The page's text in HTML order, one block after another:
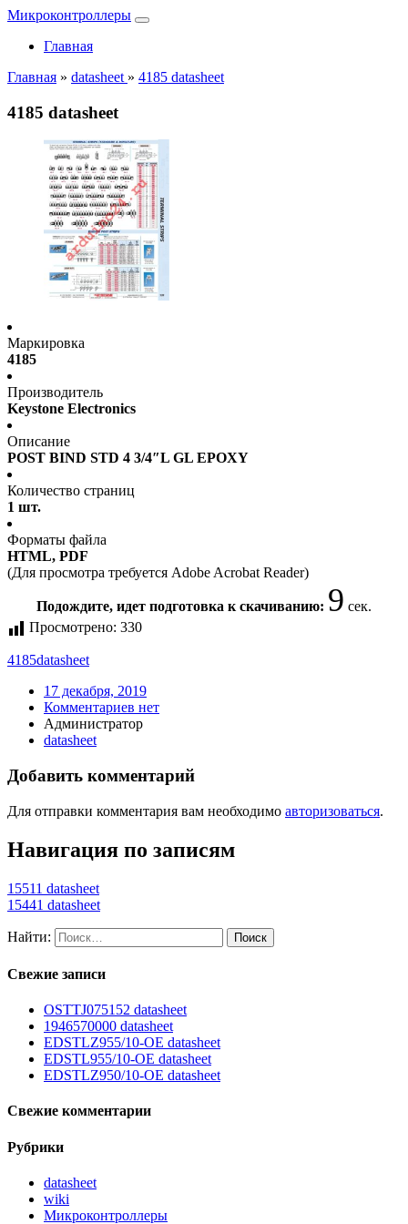
Микроконтроллеры
Главная
Главная » datasheet » 4185 datasheet
4185 datasheet
Маркировка
4185
Производитель
Keystone Electronics
Описание
POST BIND STD 4 3/4″L GL EPOXY
Количество страниц
1 шт.
Форматы файла
HTML, PDF
(Для просмотра требуется Adobe Acrobat Reader)
Подождите, идет подготовка к скачиванию: 9 сек.
Просмотрено: 330
4185datasheet
17 декабря, 2019
Комментариев нет
Администратор
datasheet
Добавить комментарий
Для отправки комментария вам необходимо авторизоваться.
Навигация по записям
15511 datasheet
15441 datasheet
Найти:
Свежие записи
OSTTJ075152 datasheet
1946570000 datasheet
EDSTLZ955/10-OE datasheet
EDSTL955/10-OE datasheet
EDSTLZ950/10-OE datasheet
Свежие комментарии
Рубрики
datasheet
wiki
Микроконтроллеры